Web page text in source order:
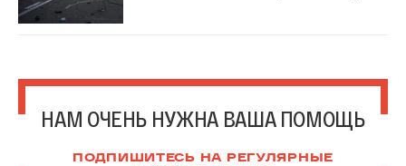
НАМ ОЧЕНЬ НУЖНА ВАША ПОМОЩЬ
ПОДПИШИТЕСЬ НА РЕГУЛЯРНЫЕ